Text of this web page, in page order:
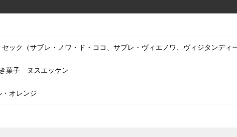
ック（サブレ・ノワ・ド・ココ、サブレ・ヴィエノワ、ヴィジタンディ
菓子 ヌスエッケン
オレンジ